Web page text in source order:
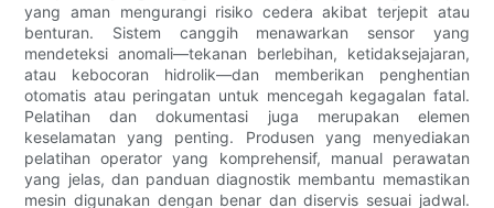
yang aman mengurangi risiko cedera akibat terjepit atau
benturan. Sistem canggih menawarkan sensor yang
mendeteksi anomali—tekanan berlebihan, ketidaksejajaran,
atau kebocoran hidrolik—dan memberikan penghentian
otomatis atau peringatan untuk mencegah kegagalan fatal.
Pelatihan dan dokumentasi juga merupakan elemen
keselamatan yang penting. Produsen yang menyediakan
pelatihan operator yang komprehensif, manual perawatan
yang jelas, dan panduan diagnostik membantu memastikan
mesin digunakan dengan benar dan diservis sesuai jadwal.